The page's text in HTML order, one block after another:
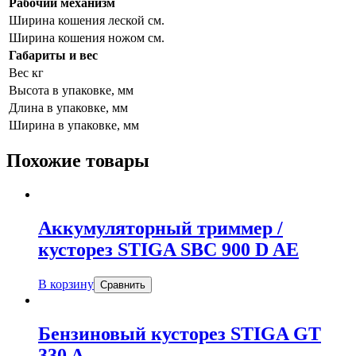
Ширина кошения леской см.
Ширина кошения ножом см.
Габариты и вес
Вес кг
Высота в упаковке, мм
Длина в упаковке, мм
Ширина в упаковке, мм
Похожие товары
Аккумуляторный триммер /
кусторез STIGA SBC 900 D AE
В корзину Сравнить
Бензиновый кусторез STIGA GT